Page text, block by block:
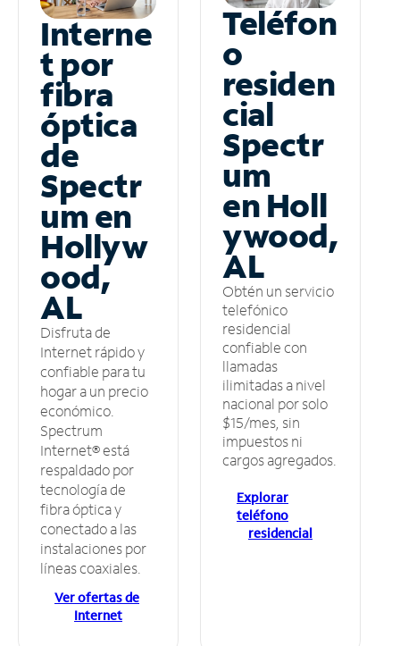
Interne
t por
fibra
óptica
de
Spectr
um en
Hollyw
ood,
AL
Disfruta de
Internet rápido y
confiable para tu
hogar a un precio
económico.
Spectrum
Internet® está
respaldado por
tecnología de
fibra óptica y
conectado a las
instalaciones por
líneas coaxiales.
Ver ofertas de
Internet
Teléfon
o
residen
cial
Spectr
um
en Holl
ywood,
AL
Obtén un servicio
telefónico
residencial
confiable con
llamadas
ilimitadas a nivel
nacional por solo
$15/mes, sin
impuestos ni
cargos agregados.
Explorar
teléfono
residencial